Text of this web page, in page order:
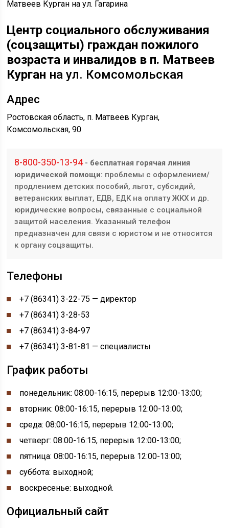
Центр социального обслуживания
(соцзащиты) граждан пожилого
возраста и инвалидов в п. Матвеев
Курган на ул. Комсомольская
Адрес
Ростовская область, п. Матвеев Курган,
Комсомольская, 90
8-800-350-13-94- бесплатная горячая линия
юридической помощи: проблемы с оформлением/
продлением детских пособий, льгот, субсидий,
ветеранских выплат, ЕДВ, ЕДК на оплату ЖКХ и др.
юридические вопросы, связанные с социальной
защитой населения. Указанный телефон
предназначен для связи с юристом и не относится
к органу соцзащиты.
Телефоны
+7 (86341) 3-22-75 — директор
+7 (86341) 3-28-53
+7 (86341) 3-84-97
+7 (86341) 3-81-81 — специалисты
График работы
понедельник: 08:00-16:15, перерыв 12:00-13:00;
вторник: 08:00-16:15, перерыв 12:00-13:00;
среда: 08:00-16:15, перерыв 12:00-13:00;
четверг: 08:00-16:15, перерыв 12:00-13:00;
пятница: 08:00-16:15, перерыв 12:00-13:00;
суббота: выходной;
воскресенье: выходной.
Официальный сайт